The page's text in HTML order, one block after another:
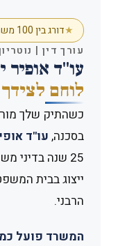
דורג בין 100 משרדי הדין הטובים בישראל, גלובס 2023
עורך דין |
עו"ד אופיר
לוחם לצידך
כשהתיק שלך
בסכנה,עו"ד
25 שנה בדיני
ייצוג בבית
הרבני.
המשרד פועל